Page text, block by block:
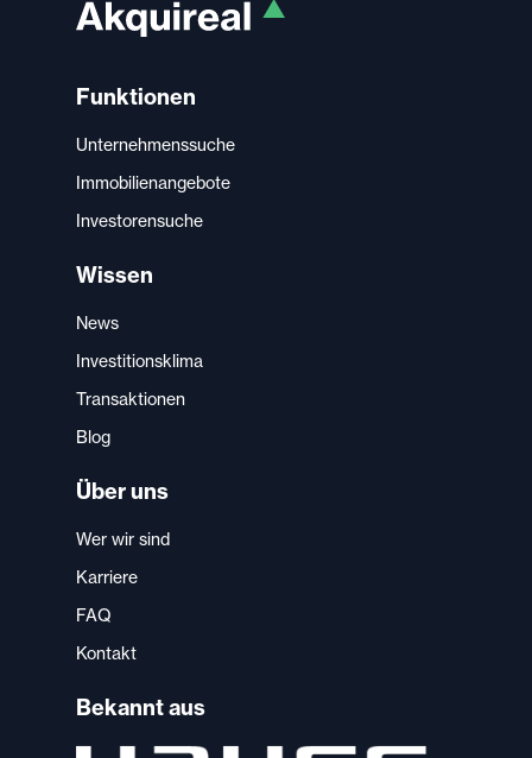
Funktionen
Unternehmenssuche
Immobilienangebote
Investorensuche
Wissen
News
Investitionsklima
Transaktionen
Blog
Über uns
Wer wir sind
Karriere
FAQ
Kontakt
Bekannt aus